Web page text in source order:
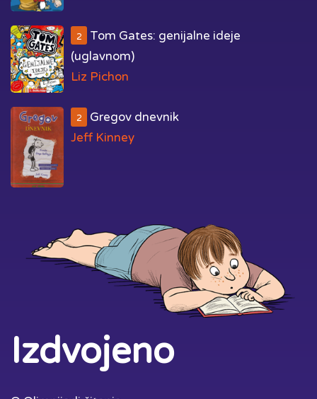
2
Tom Gates: genijalne ideje
(uglavnom)
Liz Pichon
2
Gregov dnevnik
Jeff Kinney
Izdvojeno